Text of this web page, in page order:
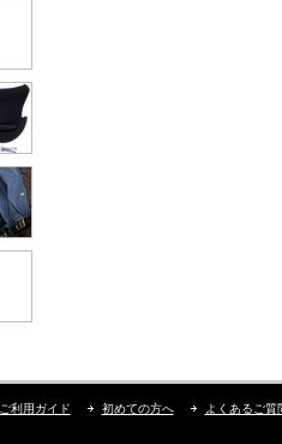
ご利用ガイド 初めての方へ よくあるご質